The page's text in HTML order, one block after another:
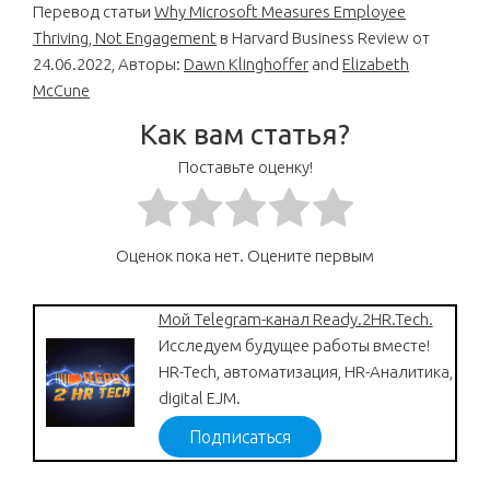
Перевод статьи Why Microsoft Measures Employee
Thriving, Not Engagement в Harvard Business Review от
24.06.2022, Авторы: Dawn Klinghoffer and Elizabeth
McCune
Как вам статья?
Поставьте оценку!
Оценок пока нет. Оцените первым
Мой Telegram-канал Ready.2HR.Tech.
Исследуем будущее работы вместе!
HR-Tech, автоматизация, HR-Аналитика,
digital EJM.
Подписаться